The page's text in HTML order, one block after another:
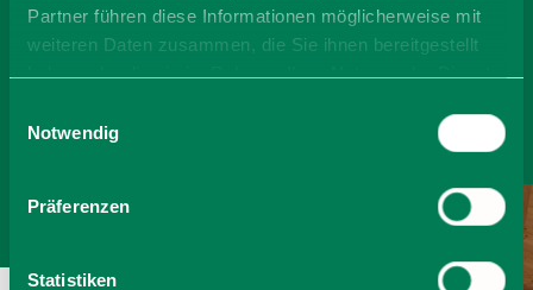
Partner führen diese Informationen möglicherweise mit
weiteren Daten zusammen, die Sie ihnen bereitgestellt
haben oder die sie im Rahmen Ihrer Nutzung der Dienste
Cookies, wenn Sie unsere Webseite weiterhin nutzen.
Notwendig
Präferenzen
Statistiken
Anzahl Personen